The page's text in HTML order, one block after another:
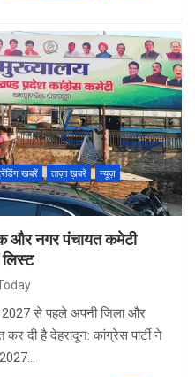
ar
e
खबरें ताज़ा ख़बरें
न्यूज़
और नगर पंचायत कमेटी
लिस्ट
2027 से पहले अपनी जिला और
कर दी है देहरादून: कांग्रेस पार्टी ने